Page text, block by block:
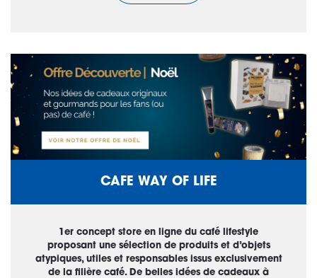
CAFE WAY OF LIFE
1er concept store en ligne du café lifestyle
proposant une sélection de produits et d’objets
atypiques, utiles et responsables issus exclusivement
de la filière café. De belles idées de cadeaux à